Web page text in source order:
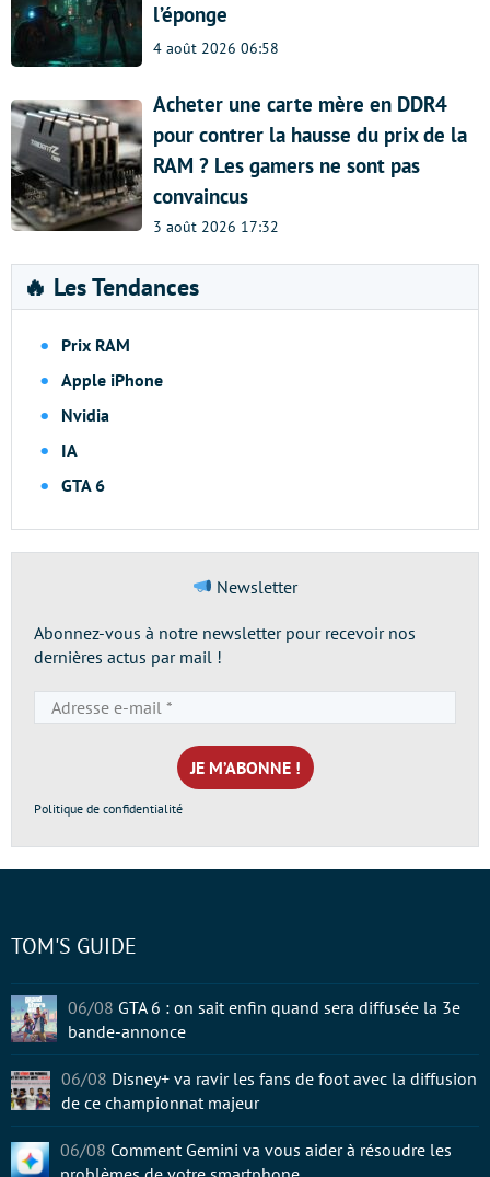
l’éponge
4 août 2026 06:58
Acheter une carte mère en DDR4
pour contrer la hausse du prix de la
RAM ? Les gamers ne sont pas
convaincus
3 août 2026 17:32
🔥 Les Tendances
Prix RAM
Apple iPhone
Nvidia
IA
GTA 6
Newsletter
Abonnez-vous à notre newsletter pour recevoir nos
dernières actus par mail !
e-
mail
*
Politique de confidentialité
TOM'S GUIDE
06/08 GTA 6 : on sait enfin quand sera diffusée la 3e
bande-annonce
06/08 Disney+ va ravir les fans de foot avec la diffusion
de ce championnat majeur
06/08 Comment Gemini va vous aider à résoudre les